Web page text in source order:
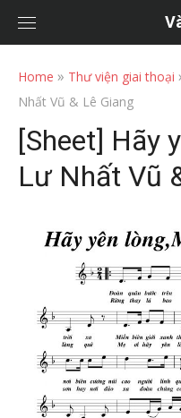
Home » Thư viện giai thoại
Nhất Vũ & Lê Giang
[Sheet] Hãy
Lư Nhất Vũ